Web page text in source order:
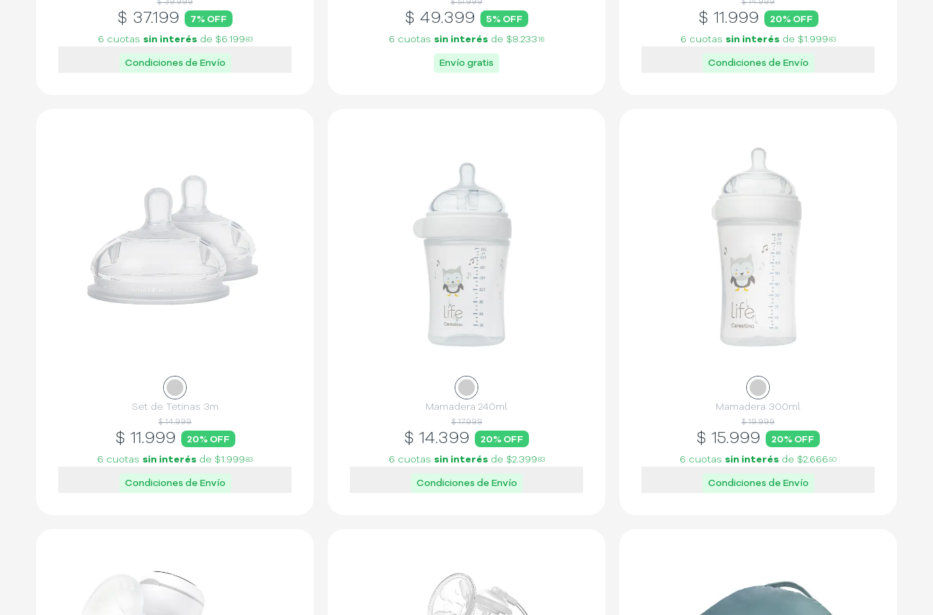
$ 39.999
$ 37.199 7% OFF
6 cuotas sin interésde $6.199 83
Condiciones de Envío
$ 51.999
$ 49.399 5% OFF
6 cuotas sin interés de $8.233 16
Envío gratis
$ 14.999
$ 11.999 20% OFF
6 cuotas sin interés de $1.999 83
Condiciones de Envío
Set de Tetinas 3m
$ 14.999
$ 11.999 20% OFF
6 cuotas sin interés de $1.999 83
Condiciones de Envío
Mamadera 240ml
$ 17.999
$ 14.399 20% OFF
6 cuotas sin interésde $2.399 83
Condiciones de Envío
Mamadera 300ml
$ 19.999
$ 15.999 20% OFF
6 cuotas sin interés de $2.666 50
Condiciones de Envío